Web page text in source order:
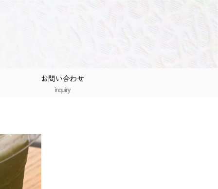
お問い合わせ
inquiry